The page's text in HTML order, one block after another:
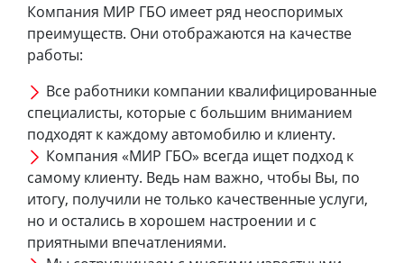
Компания МИР ГБО имеет ряд неоспоримых
преимуществ. Они отображаются на качестве
работы:
Все работники компании квалифицированные
специалисты, которые с большим вниманием
подходят к каждому автомобилю и клиенту.
Компания «МИР ГБО» всегда ищет подход к
самому клиенту. Ведь нам важно, чтобы Вы, по
итогу, получили не только качественные услуги,
но и остались в хорошем настроении и с
приятными впечатлениями.